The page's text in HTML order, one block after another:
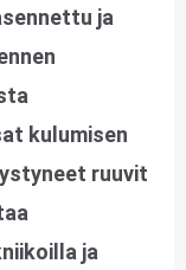
ja
kulumisen
ruuvit
ja